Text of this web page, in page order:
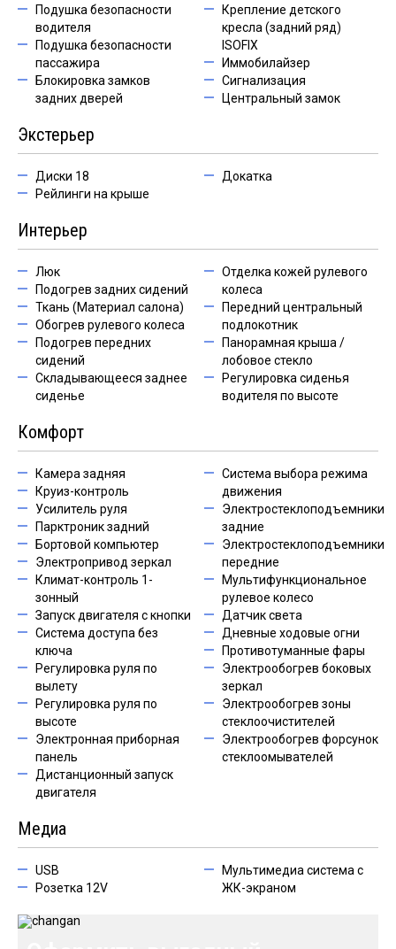
Подушка безопасности
водителя
Подушка безопасности
пассажира
Блокировка замков
задних дверей
Крепление детского
кресла (задний ряд)
ISOFIX
Иммобилайзер
Сигнализация
Центральный замок
Экстерьер
Диски 18
Рейлинги на крыше
Докатка
Интерьер
Люк
Подогрев задних сидений
Ткань (Материал салона)
Обогрев рулевого колеса
Подогрев передних
сидений
Складывающееся заднее
сиденье
Отделка кожей рулевого
колеса
Передний центральный
подлокотник
Панорамная крыша /
лобовое стекло
Регулировка сиденья
водителя по высоте
Комфорт
Камера задняя
Круиз-контроль
Усилитель руля
Парктроник задний
Бортовой компьютер
Электропривод зеркал
Климат-контроль 1-
зонный
Запуск двигателя с кнопки
Система доступа без
ключа
Регулировка руля по
вылету
Регулировка руля по
высоте
Электронная приборная
панель
Дистанционный запуск
двигателя
Система выбора режима
движения
Электростеклоподъемники
задние
Электростеклоподъемники
передние
Мультифункциональное
рулевое колесо
Датчик света
Дневные ходовые огни
Противотуманные фары
Электрообогрев боковых
зеркал
Электрообогрев зоны
стеклоочистителей
Электрообогрев форсунок
стеклоомывателей
Медиа
USB
Розетка 12V
Мультимедиа система с
ЖК-экраном